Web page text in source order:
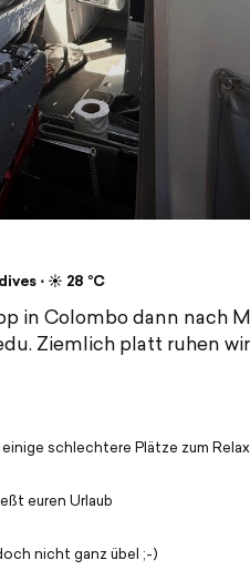
⋅ ☀️ 28 °C
in Colombo dann nach
Ziemlich platt ruhen
schlechtere Plätze zum
euren Urlaub
nicht ganz übel ;-)